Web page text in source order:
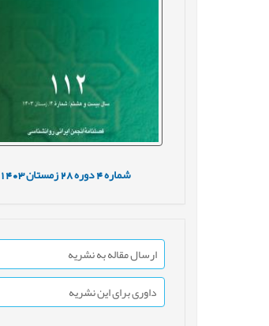
شماره4 دوره28 زمستان1403
ارسال مقاله به نشریه
داوری برای این نشریه